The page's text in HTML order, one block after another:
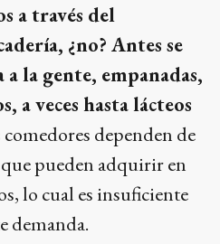
a través del
¿no? Antes se
la gente, empanadas,
a veces hasta lácteos
dependen de
pueden adquirir en
lo cual es insuficiente
demanda.